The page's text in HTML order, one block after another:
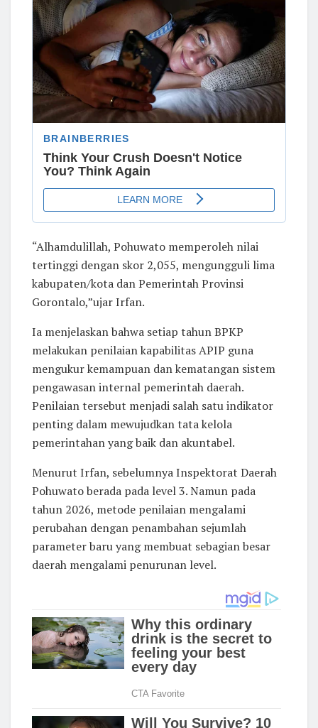
“Alhamdulillah, Pohuwato memperoleh nilai
tertinggi dengan skor 2,055, mengungguli lima
kabupaten/kota dan Pemerintah Provinsi
Gorontalo,”ujar Irfan.
Ia menjelaskan bahwa setiap tahun BPKP
melakukan penilaian kapabilitas APIP guna
mengukur kemampuan dan kematangan sistem
pengawasan internal pemerintah daerah.
Penilaian tersebut menjadi salah satu indikator
penting dalam mewujudkan tata kelola
pemerintahan yang baik dan akuntabel.
Menurut Irfan, sebelumnya Inspektorat Daerah
Pohuwato berada pada level 3. Namun pada
tahun 2026, metode penilaian mengalami
perubahan dengan penambahan sejumlah
parameter baru yang membuat sebagian besar
daerah mengalami penurunan level.